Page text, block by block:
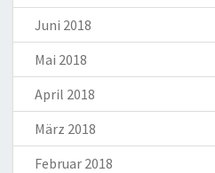
Juni 2018
Mai 2018
April 2018
März 2018
Februar 2018